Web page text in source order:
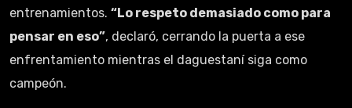
entrenamientos. “Lo respeto demasiado como para
pensar en eso”, declaró, cerrando la puerta a ese
enfrentamiento mientras el daguestaní siga como
campeón.